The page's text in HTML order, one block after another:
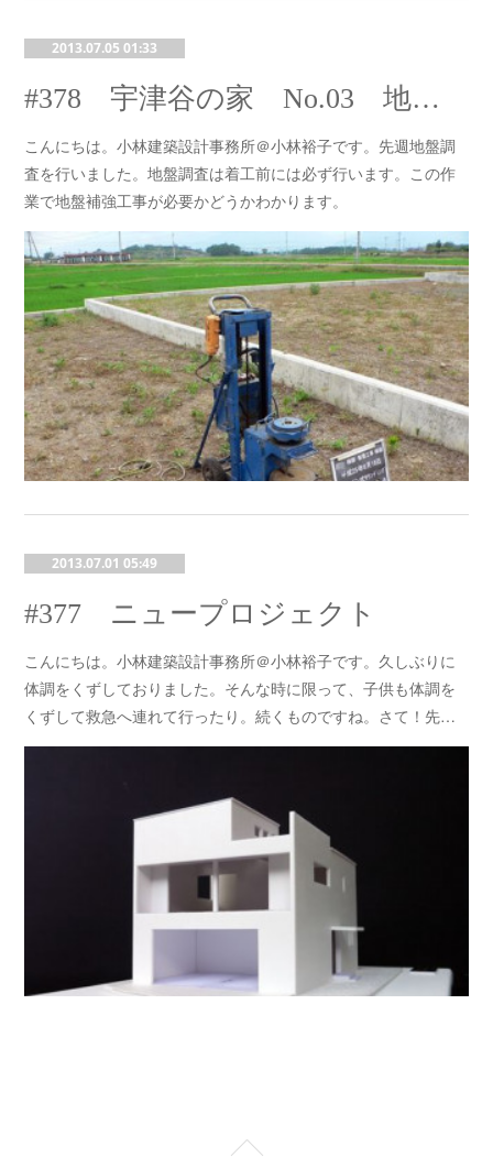
2013.07.05 01:33
#378 宇津谷の家 No.03 地盤調査・ショールーム再び
こんにちは。小林建築設計事務所＠小林裕子です。先週地盤調
査を行いました。地盤調査は着工前には必ず行います。この作
業で地盤補強工事が必要かどうかわかります。
2013.07.01 05:49
#377 ニュープロジェクト
こんにちは。小林建築設計事務所＠小林裕子です。久しぶりに
体調をくずしておりました。そんな時に限って、子供も体調を
くずして救急へ連れて行ったり。続くものですね。さて！先…